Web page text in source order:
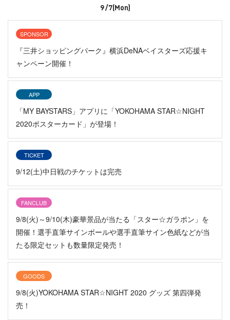
9/7(Mon)
SPONSOR
『三井ショッピングパーク』横浜DeNAベイスターズ応援キ
ャンペーン開催！
APP
「MY BAYSTARS」アプリに「YOKOHAMA STAR☆NIGHT
2020ポスターカード」が登場！
TICKET
9/12(土)中日戦のチケットは完売
FANCLUB
9/8(火)～9/10(木)豪華景品が当たる「スター☆ガラポン」を
開催！選手直筆サインボールや選手直筆サイン色紙などが当
たる限定セットも数量限定発売！
GOODS
9/8(火)YOKOHAMA STAR☆NIGHT 2020 グッズ 第四弾発
売！